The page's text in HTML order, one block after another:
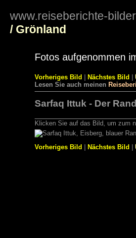
www.reiseberichte-
/ Grönland
Fotos aufgenommen
Vorheriges Bild | Nächstes Bild |
Lesen Sie auch meinen
Sarfaq Ittuk - Der
Klicken Sie auf das Bild, um zum
Vorheriges Bild Nächstes Bild